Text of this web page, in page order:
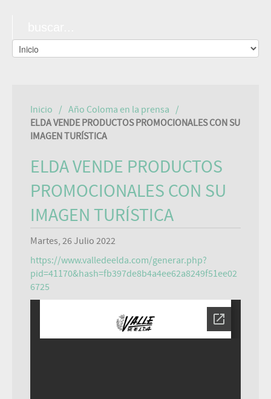
Inicio
Año Coloma en la prensa
ELDA VENDE PRODUCTOS PROMOCIONALES CON SU
IMAGEN TURÍSTICA
ELDA VENDE PRODUCTOS
PROMOCIONALES CON SU
IMAGEN TURÍSTICA
Martes, 26 Julio 2022
https://www.valledeelda.com/generar.php?
pid=41170&hash=fb397de8b4a4ee62a8249f51ee02
6725